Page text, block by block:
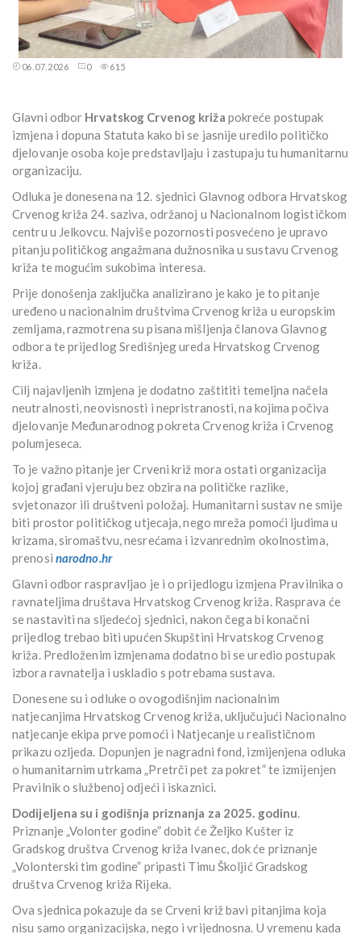
06.07.2026 0 615
Glavni odbor Hrvatskog Crvenog križa pokreće postupak
izmjena i dopuna Statuta kako bi se jasnije uredilo političko
djelovanje osoba koje predstavljaju i zastupaju tu humanitarnu
organizaciju.
Odluka je donesena na 12. sjednici Glavnog odbora Hrvatskog
Crvenog križa 24. saziva, održanoj u Nacionalnom logističkom
centru u Jelkovcu. Najviše pozornosti posvećeno je upravo
pitanju političkog angažmana dužnosnika u sustavu Crvenog
križa te mogućim sukobima interesa.
Prije donošenja zaključka analizirano je kako je to pitanje
uređeno u nacionalnim društvima Crvenog križa u europskim
zemljama, razmotrena su pisana mišljenja članova Glavnog
odbora te prijedlog Središnjeg ureda Hrvatskog Crvenog
križa.
Cilj najavljenih izmjena je dodatno zaštititi temeljna načela
neutralnosti, neovisnosti i nepristranosti, na kojima počiva
djelovanje Međunarodnog pokreta Crvenog križa i Crvenog
polumjeseca.
To je važno pitanje jer Crveni križ mora ostati organizacija
kojoj građani vjeruju bez obzira na političke razlike,
svjetonazor ili društveni položaj. Humanitarni sustav ne smije
biti prostor političkog utjecaja, nego mreža pomoći ljudima u
krizama, siromaštvu, nesrećama i izvanrednim okolnostima,
prenosi narodno.hr
Glavni odbor raspravljao je i o prijedlogu izmjena Pravilnika o
ravnateljima društava Hrvatskog Crvenog križa. Rasprava će
se nastaviti na sljedećoj sjednici, nakon čega bi konačni
prijedlog trebao biti upućen Skupštini Hrvatskog Crvenog
križa. Predloženim izmjenama dodatno bi se uredio postupak
izbora ravnatelja i uskladio s potrebama sustava.
Donesene su i odluke o ovogodišnjim nacionalnim
natjecanjima Hrvatskog Crvenog križa, uključujući Nacionalno
natjecanje ekipa prve pomoći i Natjecanje u realističnom
prikazu ozljeda. Dopunjen je nagradni fond, izmijenjena odluka
o humanitarnim utrkama „Pretrči pet za pokret” te izmijenjen
Pravilnik o službenoj odjeći i iskaznici.
Dodijeljena su i godišnja priznanja za 2025. godinu.
Priznanje „Volonter godine” dobit će Željko Kušter iz
Gradskog društva Crvenog križa Ivanec, dok će priznanje
„Volonterski tim godine” pripasti Timu Školjić Gradskog
društva Crvenog križa Rijeka.
Ova sjednica pokazuje da se Crveni križ bavi pitanjima koja
nisu samo organizacijska, nego i vrijednosna. U vremenu kada